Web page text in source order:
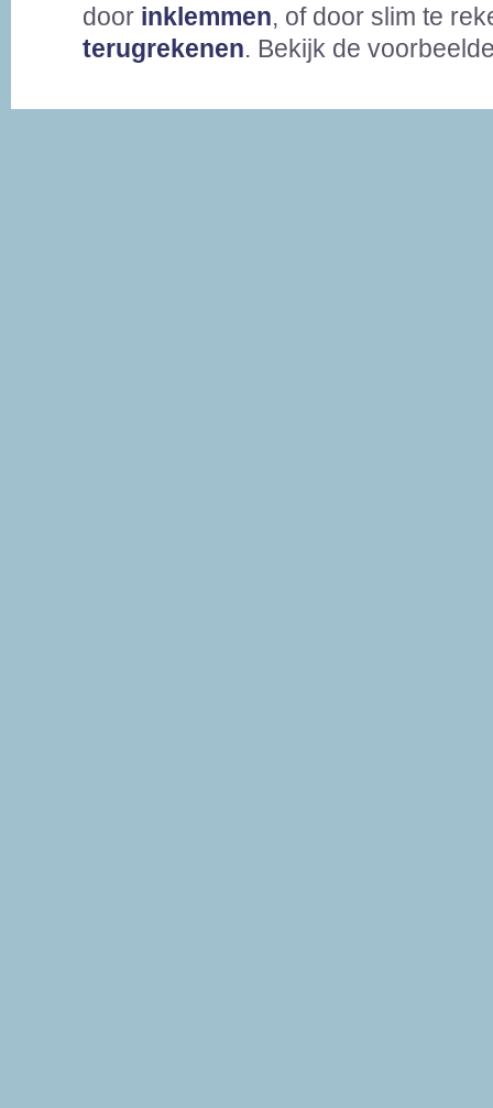
door inklemmen, of door slim te
terugrekenen. Bekijk de